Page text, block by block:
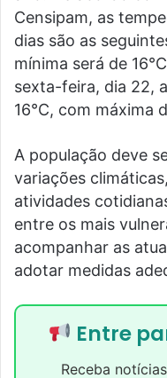
Censipam, as
dias são as
mínima será de
sexta-feira, dia 22,
16°C, com máxima
A população deve
variações
atividades
entre os mais
acompanhar as
adotar medidas
Entre
Receba